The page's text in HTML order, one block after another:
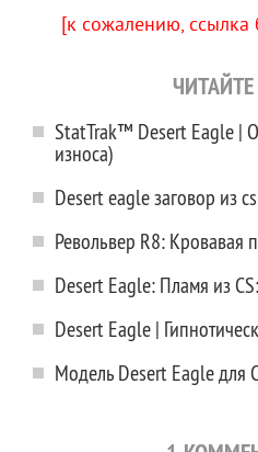
[к сожалению, ссылка
StatTrak™ Desert Eagle |
износа)
Desert eagle заговор из
Револьвер R8: Кровавая
Desert Eagle: Пламя из
Desert Eagle |
Модель Desert Eagle для